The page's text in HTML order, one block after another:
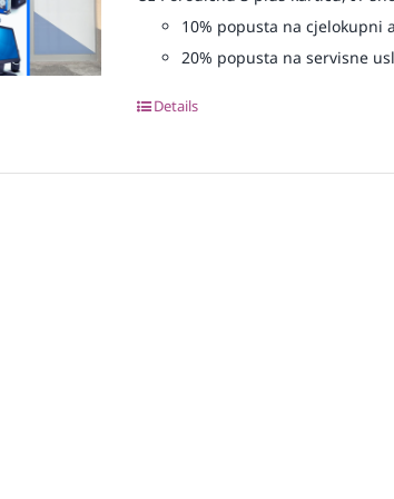
10% popusta na cjelokupni
20% popusta na servisne
Details